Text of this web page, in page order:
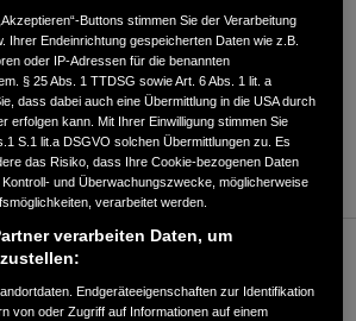
ANFORDERN
Buttons stimmen Sie der Verarbeitung
Ihrer Endeinrichtung gespeicherten Daten wie z.B.
oder IP-Adressen für die benannten
§ 25 Abs. 1 TTDSG sowie Art. 6 Abs. 1 lit. a
dass dabei auch eine Übermittlung in die USA durch
erfolgen kann. Mit Ihrer Einwilligung stimmen Sie
S.1 lit.a DSGVO solchen Übermittlungen zu. Es
das Risiko, dass Ihre Cookie-bezogenen Daten
und Überwachungszwecke, möglicherweise
verarbeitet werden.
verarbeiten Daten, um
Endgeräteeigenschaften zur Identifikation
von oder Zugriff auf Informationen auf einem